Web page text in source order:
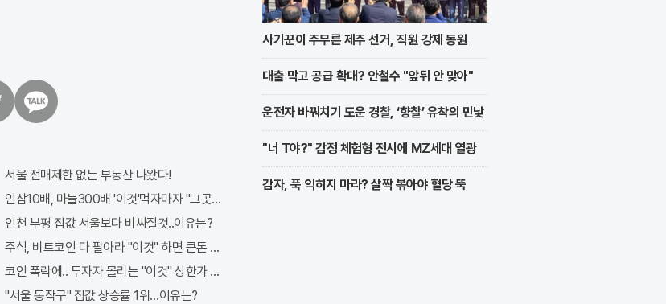
톡
호 6자리 공개!? 꼭 확인해라!
두 유출...관계자 실수로 "비상"!
까 꼭 오늘 확인하세요.
서울 전매제한 없는 부동산 나왔다!
인삼10배, 마늘300배 '이것'먹자마자 "그곳" 땅땅해져..헉!
인천 부평 집값 서울보다 비싸질것..이유는?
주식, 비트코인 다 팔아라 "이것" 하면 큰돈 번다!
코인 폭락에.. 투자자 몰리는 "이것" 상한가 포착해! 미리 투자..
"서울 동작구" 집값 상승률 1위…이유는?
사기꾼이 주무른 제주 선거, 직원 강제 동원
대출 막고 공급 확대? 안철수 "앞뒤 안 맞아"
운전자 바꿔치기 도운 경찰, ‘향찰’ 유착의 민낯
"너 T야?" 감정 체험형 전시에 MZ세대 열광
감자, 푹 익히지 마라? 살짝 볶아야 혈당 뚝